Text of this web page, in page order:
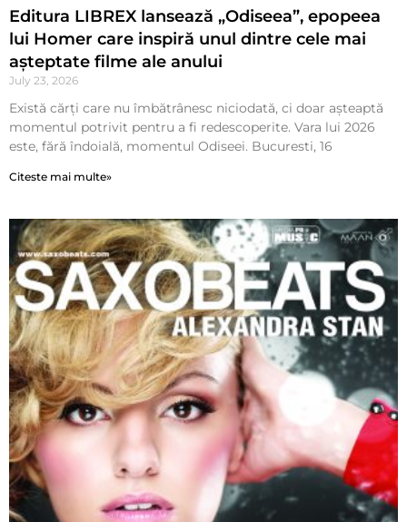
Editura LIBREX lansează „Odiseea”, epopeea
lui Homer care inspiră unul dintre cele mai
așteptate filme ale anului
July 23, 2026
Există cărți care nu îmbătrânesc niciodată, ci doar așteaptă
momentul potrivit pentru a fi redescoperite. Vara lui 2026
este, fără îndoială, momentul Odiseei. Bucuresti, 16
Citeste mai multe»